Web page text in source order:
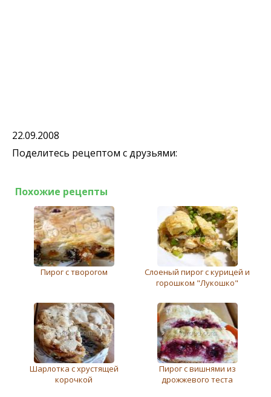
22.09.2008
Поделитесь рецептом с друзьями:
Похожие рецепты
Пирог с творогом
Слоеный пирог с курицей и
горошком "Лукошко"
Шарлотка с хрустящей
корочкой
Пирог с вишнями из
дрожжевого теста